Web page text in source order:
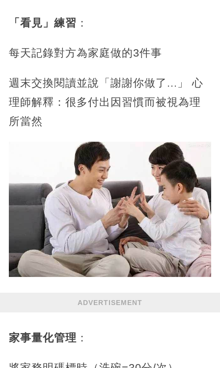
「看見」練習 ：
每天記錄對方為家庭做的3件事
週末交換閱讀並說「謝謝你做了...」 心
理師解釋：很多付出因習慣而被視為理
所當然
ADVERTISEMENT
家事量化管理 ：